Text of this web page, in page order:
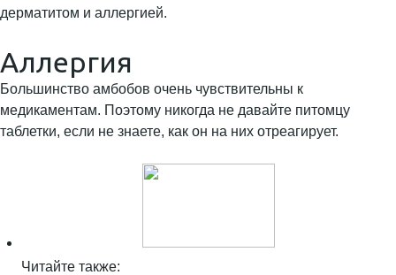
дерматитом и аллергией.
Аллергия
Большинство амбобов очень чувствительны к
медикаментам. Поэтому никогда не давайте питомцу
таблетки, если не знаете, как он на них отреагирует.
Читайте также: